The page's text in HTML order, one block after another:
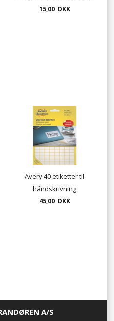
fri
15,00 DKK
Avery 40 etiketter til
håndskrivning
multietiketter - mange
45,00 DKK
A/S